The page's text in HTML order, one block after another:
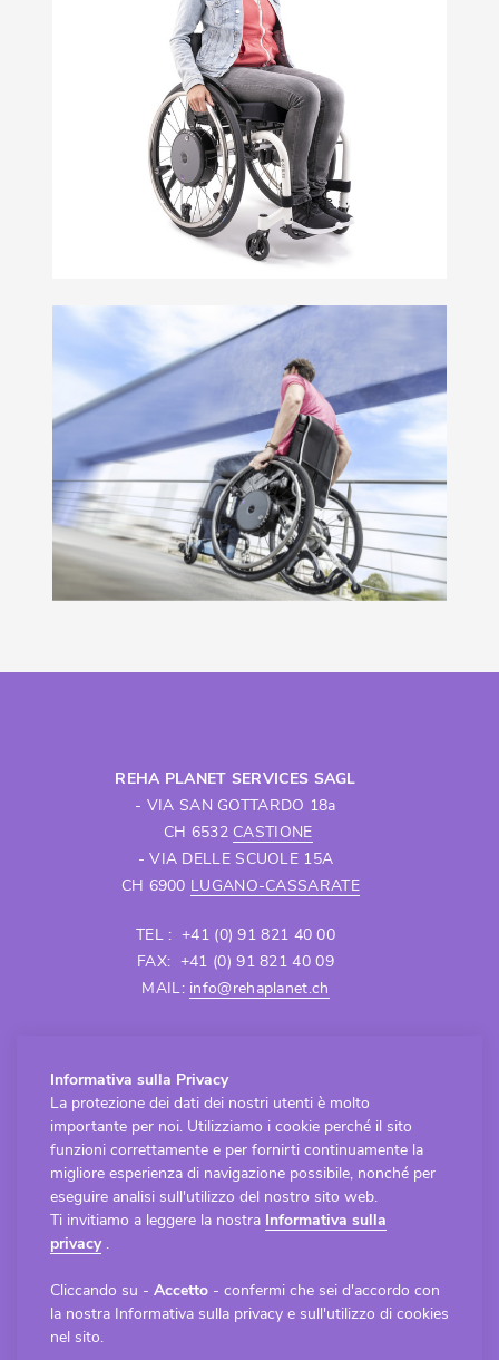
REHA PLANET SERVICES SAGL
- VIA SAN GOTTARDO 18a
CH 6532 CASTIONE
- VIA DELLE SCUOLE 15A
CH 6900 LUGANO-CASSARATE
TEL : +41 (0) 91 821 40 00
FAX: +41 (0) 91 821 40 09
MAIL: info@rehaplanet.ch
Lunedì - Venerdì
8.30 - 12.00 / 13.30 - 18.00
APERTURA SEDE LUGANO-CASSARATE
Lunedì - Venerdì
8.30 - 12.00 / 13.30 - 18.00
Copyright © 2023 RehaPlanet snc - Tutti i diritti
riservati - Informativa sulla privacy
Gestione progetto
Informativa sulla Privacy
La protezione dei dati dei nostri utenti è molto
importante per noi. Utilizziamo i cookie perché il sito
funzioni correttamente e per fornirti continuamente la
migliore esperienza di navigazione possibile, nonché per
eseguire analisi sull'utilizzo del nostro sito web.
Ti invitiamo a leggere la nostra Informativa sulla
privacy.
Cliccando su - Accetto - confermi che sei d'accordo con
la nostra Informativa sulla privacy e sull'utilizzo di cookies
nel sito.